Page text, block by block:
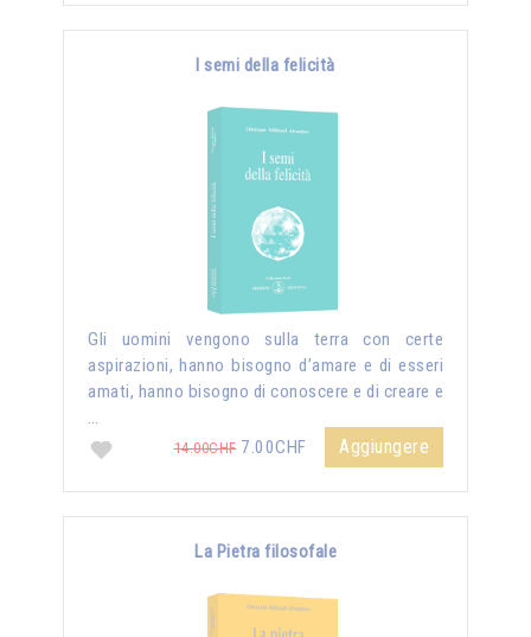
I semi della felicità
Gli uomini vengono sulla terra con certe
aspirazioni, hanno bisogno d’amare e di esseri
amati, hanno bisogno di conoscere e di creare e
…
14.00CHF7.00CHF Aggiungere
La Pietra filosofale